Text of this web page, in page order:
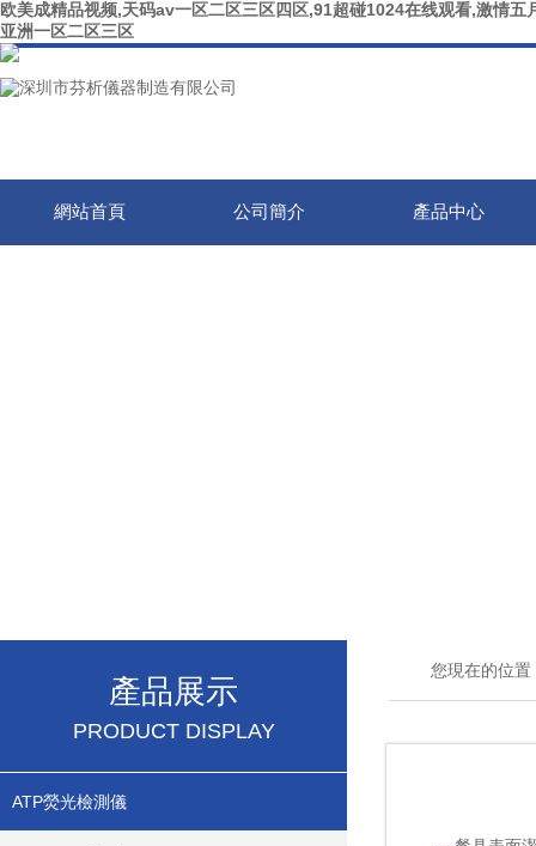
欧美成精品视频,天码av一区二区三区四区,91超碰1024在线观看,激情
亚洲一区二区三区
網站首頁 公司簡介 產品中心
產品展示
PRODUCT DISPLAY
ATP熒光檢測儀
您現在的位置